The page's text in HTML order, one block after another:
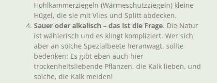
Hohlkammerziegeln (Wärmeschutzziegeln) kleine
Hügel, die sie mit Vlies und Splitt abdecken.
Sauer oder alkalisch – das ist die Frage. Die Natur
ist wählerisch und es klingt kompliziert. Wer sich
aber an solche Spezialbeete heranwagt, sollte
bedenken: Es gibt eben auch hier
trockenheitsliebende Pflanzen, die Kalk lieben, und
solche, die Kalk meiden!